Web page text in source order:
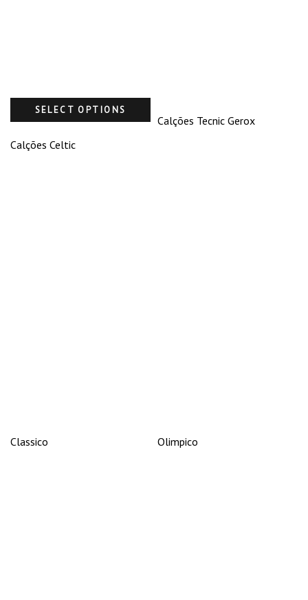
SELECT OPTIONS
Calções Celtic
Calções Tecnic Gerox
Classico Olimpico